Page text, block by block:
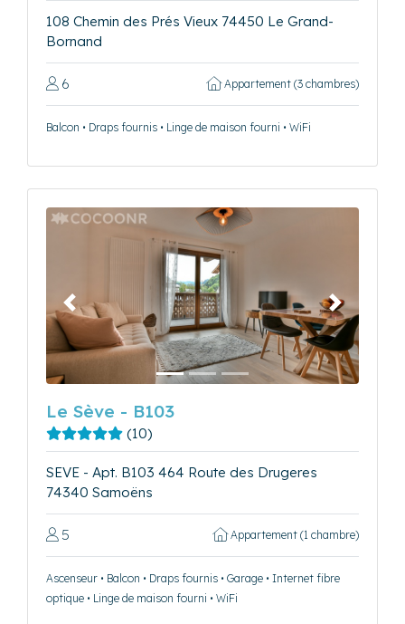
108 Chemin des Prés Vieux 74450 Le Grand-
Bornand
6 Appartement (3 chambres)
Balcon • Draps fournis • Linge de maison fourni • WiFi
Précédent Suivant
Le Sève - B103
(10)
SEVE - Apt. B103 464 Route des Drugeres
74340 Samoëns
5 Appartement (1 chambre)
Ascenseur • Balcon • Draps fournis • Garage • Internet fibre
optique • Linge de maison fourni • WiFi